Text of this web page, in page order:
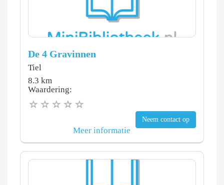
De 4 Gravinnen
Tiel
8.3 km
Waardering:
Neem contact op
Meer informatie